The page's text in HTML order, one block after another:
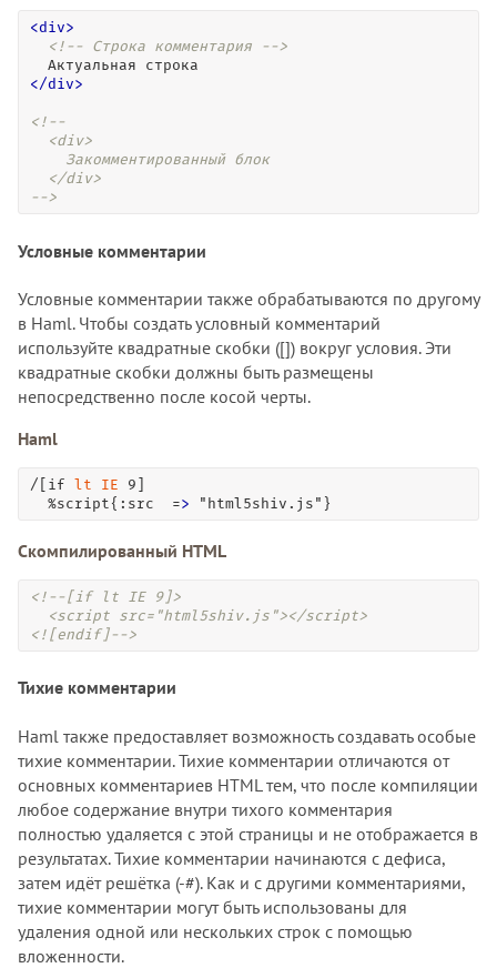
<div>
<!-- Строка комментария -->
</div>
<!--
  <div>
    Закомментированный блок
  </div>
-->
Условные комментарии
Условные комментарии также обрабатываются по другому
в Haml. Чтобы создать условный комментарий
используйте квадратные скобки ([]) вокруг условия. Эти
квадратные скобки должны быть размещены
непосредственно после косой черты.
Haml
/[if lt IE 9]
  %script{:src  =
> "html5shiv.js"}
Скомпилированный HTML
<!--[if lt IE 9]>
  <script src="html5shiv.js"></script>
<![endif]-->
Тихие комментарии
Haml также предоставляет возможность создавать особые
тихие комментарии. Тихие комментарии отличаются от
основных комментариев HTML тем, что после компиляции
любое содержание внутри тихого комментария
полностью удаляется с этой страницы и не отображается в
результатах. Тихие комментарии начинаются с дефиса,
затем идёт решётка (-#). Как и с другими комментариями,
тихие комментарии могут быть использованы для
удаления одной или нескольких строк с помощью
вложенности.